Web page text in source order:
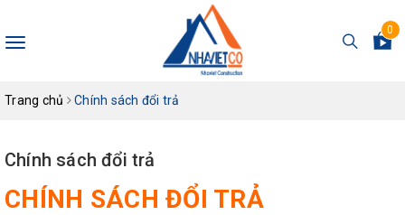
Toggle
0
Trang chủ Chính sách đổi trả
Chính sách đổi trả
CHÍNH SÁCH ĐỔI TRẢ